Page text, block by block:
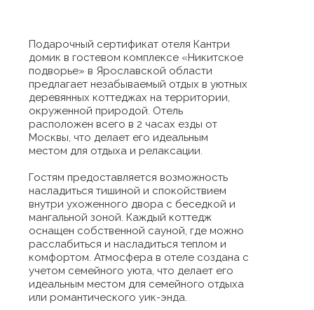
Подарочный сертификат отеля Кантри
домик в гостевом комплексе «Никитское
подворье» в Ярославской области
предлагает незабываемый отдых в уютных
деревянных коттеджах на территории,
окруженной природой. Отель
расположен всего в 2 часах езды от
Москвы, что делает его идеальным
местом для отдыха и релаксации.
Гостям предоставляется возможность
насладиться тишиной и спокойствием
внутри ухоженного двора с беседкой и
мангальной зоной. Каждый коттедж
оснащен собственной сауной, где можно
расслабиться и насладиться теплом и
комфортом. Атмосфера в отеле создана с
учетом семейного уюта, что делает его
идеальным местом для семейного отдыха
или романтического уик-энда.